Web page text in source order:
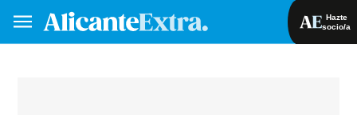
Hazte
socio/a